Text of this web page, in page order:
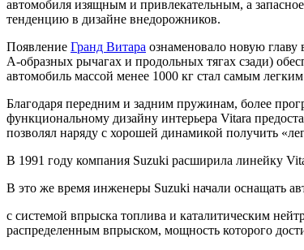
автомобиля изящным и привлекательным, а
тенденцию в дизайне внедорожников.
Появление Гранд Витара ознаменовало новую
А-образных рычагах и продольных тягах сзади)
автомобиль массой менее 1000 кг стал самым
Благодаря передним и задним пружинам, более
функциональному дизайну интерьера Vitara
позволял наряду с хорошей динамикой получить
В 1991 году компания Suzuki расширила линейку
В это же время инженеры Suzuki начали оснащать
с системой впрыска топлива и каталитическим
распределенным впрыском, мощность которого